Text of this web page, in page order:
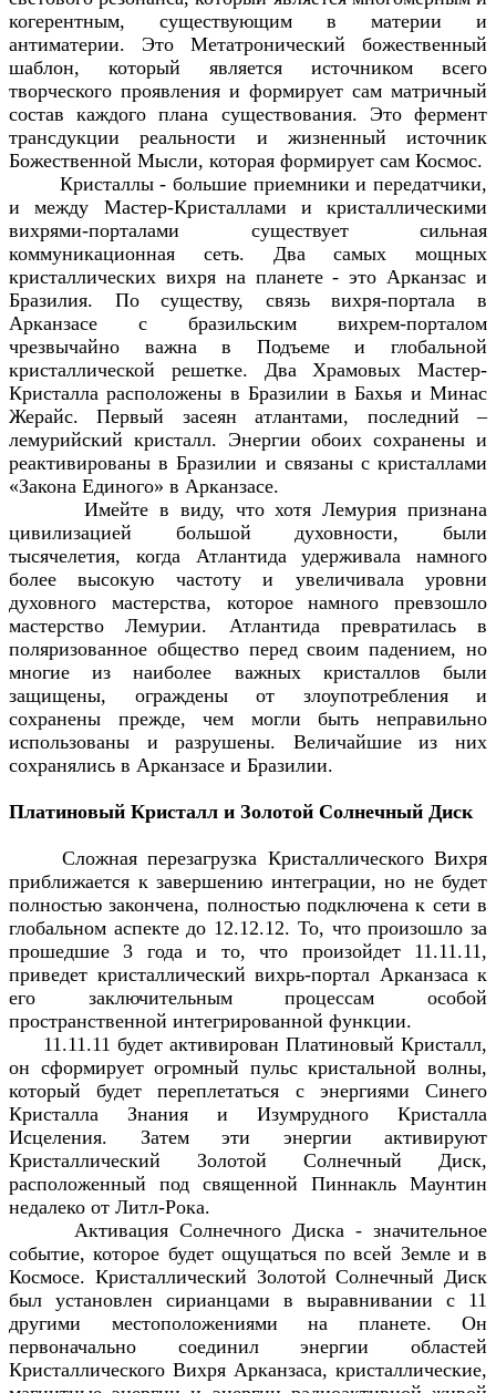
когерентным, существующим в материи и
антиматерии. Это Метатронический божественный
шаблон, который является источником всего
творческого проявления и формирует сам матричный
состав каждого плана существования. Это фермент
трансдукции реальности и жизненный источник
Божественной Мысли, которая формирует сам Космос.
Кристаллы - большие приемники и передатчики,
и между Мастер-Кристаллами и кристаллическими
вихрями-порталами существует сильная
коммуникационная сеть. Два самых мощных
кристаллических вихря на планете - это Арканзас и
Бразилия. По существу, связь вихря-портала в
Арканзасе с бразильским вихрем-порталом
чрезвычайно важна в Подъеме и глобальной
кристаллической решетке. Два Храмовых Мастер-
Кристалла расположены в Бразилии в Бахья и Минас
Жерайс. Первый засеян атлантами, последний –
лемурийский кристалл. Энергии обоих сохранены и
реактивированы в Бразилии и связаны с кристаллами
«Закона Единого» в Арканзасе.
Имейте в виду, что хотя Лемурия признана
цивилизацией большой духовности, были
тысячелетия, когда Атлантида удерживала намного
более высокую частоту и увеличивала уровни
духовного мастерства, которое намного превзошло
мастерство Лемурии. Атлантида превратилась в
поляризованное общество перед своим падением, но
многие из наиболее важных кристаллов были
защищены, ограждены от злоупотребления и
сохранены прежде, чем могли быть неправильно
использованы и разрушены. Величайшие из них
сохранялись в Арканзасе и Бразилии.
Платиновый Кристалл и Золотой Солнечный Диск
Сложная перезагрузка Кристаллического Вихря
приближается к завершению интеграции, но не будет
полностью закончена, полностью подключена к сети в
глобальном аспекте до 12.12.12. То, что произошло за
прошедшие 3 года и то, что произойдет 11.11.11,
приведет кристаллический вихрь-портал Арканзаса к
его заключительным процессам особой
пространственной интегрированной функции.
11.11.11 будет активирован Платиновый Кристалл,
он сформирует огромный пульс кристальной волны,
который будет переплетаться с энергиями Синего
Кристалла Знания и Изумрудного Кристалла
Исцеления. Затем эти энергии активируют
Кристаллический Золотой Солнечный Диск,
расположенный под священной Пиннакль Маунтин
недалеко от Литл-Рока.
Активация Солнечного Диска - значительное
событие, которое будет ощущаться по всей Земле и в
Космосе. Кристаллический Золотой Солнечный Диск
был установлен сирианцами в выравнивании с 11
другими местоположениями на планете. Он
первоначально соединил энергии областей
Кристаллического Вихря Арканзаса, кристаллические,